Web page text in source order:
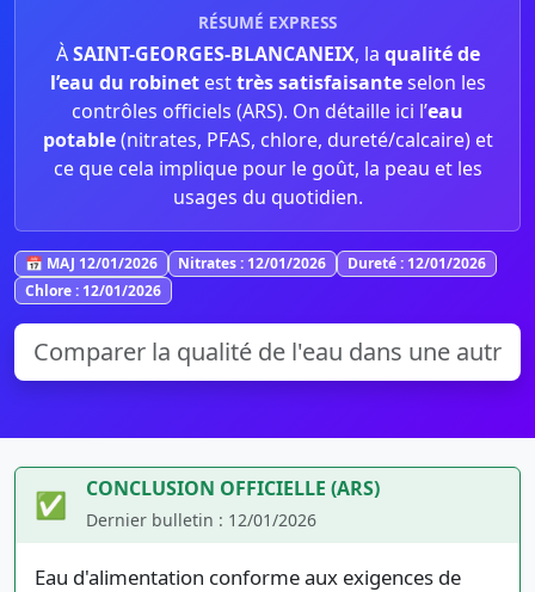
RÉSUMÉ EXPRESS
ÀSAINT-GEORGES-BLANCANEIX, la qualité de
l’eau du robinetesttrès satisfaisanteselon les
contrôles officiels (ARS). On détaille ici l’eau
potable(nitrates, PFAS, chlore, dureté/calcaire) et
ce que cela implique pour le goût, la peau et les
usages du quotidien.
📅 MAJ 12/01/2026 Nitrates : 12/01/2026
Dureté : 12/01/2026
Chlore : 12/01/2026
✅ CONCLUSION OFFICIELLE (ARS)
Dernier bulletin : 12/01/2026
Eau d'alimentation conforme aux exigences de